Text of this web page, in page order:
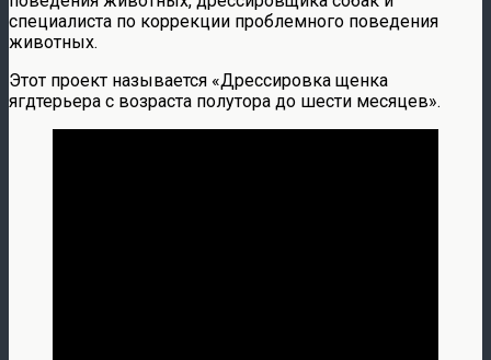
специалиста по коррекции проблемного поведения
животных.
Этот проект называется «Дрессировка щенка
ягдтерьера с возраста полутора до шести месяцев».